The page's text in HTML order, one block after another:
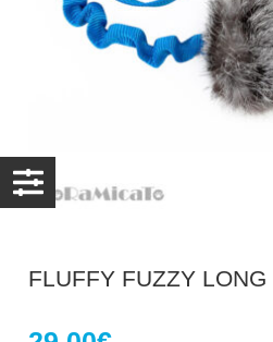
FLUFFY FUZZY LONG